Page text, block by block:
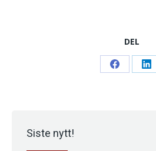
DEL
Share
Siste nytt!